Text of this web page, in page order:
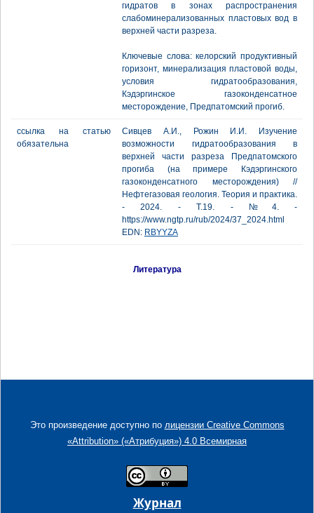
гидратов в зонах распространения
слабоминерализованных пластовых вод в
верхней части разреза.
Ключевые слова: келорский продуктивный
горизонт, минерализация пластовой воды,
условия гидратообразования,
Кэдэргинское газоконденсатное
месторождение, Предпатомский прогиб.
ссылка на статью
обязательна
Сивцев А.И., Рожин И.И. Изучение
возможности гидратообразования в
верхней части разреза Предпатомского
прогиба (на примере Кэдэргинского
газоконденсатного месторождения) //
Нефтегазовая геология. Теория и практика.
- 2024. - Т.19. - №4. -
https://www.ngtp.ru/rub/2024/37_2024.html
EDN: RBYYZA
Литература
Это произведение доступно по лицензии Creative Commons
«Attribution» («Атрибуция») 4.0 Всемирная
Журнал